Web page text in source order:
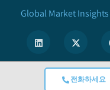
전화하세요
Global Market
We use cookies to